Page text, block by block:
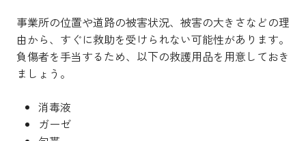
事業所の位置や道路の被害状況、被害の大きさなどの理
由から、すぐに救助を受けられない可能性があります。
負傷者を手当するため、以下の救護用品を用意しておき
ましょう。
消毒液
ガーゼ